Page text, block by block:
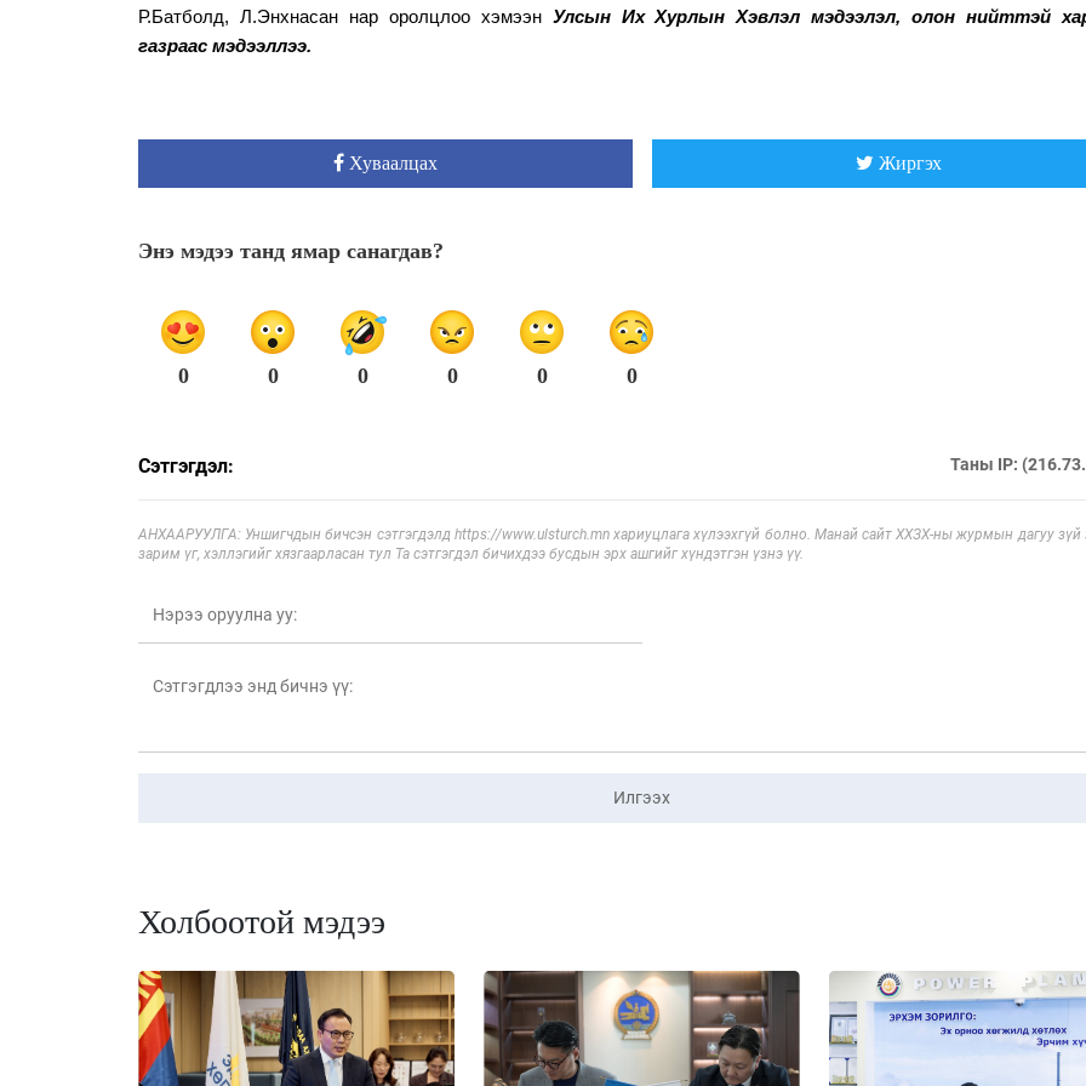
Р.Батболд, Л.Энхнасан нар оролцлоо хэмээн Улсын Их Хурлын Хэвлэл мэдээлэл, олон нийттэй
газраас мэдээллээ.
Хуваалцах Жиргэх
Энэ мэдээ танд ямар санагдав?
0 0 0 0 0 0
Сэтгэгдэл: Таны IP:
АНХААРУУЛГА: Уншигчдын бичсэн сэтгэгдэлд https://www.ulsturch.mn хариуцлага хүлээхгүй болно. Манай сайт ХХЗХ-ны журмын дагуу зүй
зарим үг, хэллэгийг хязгаарласан тул Та сэтгэгдэл бичихдээ бусдын эрх ашгийг хүндэтгэн үзнэ үү.
Илгээх
Холбоотой мэдээ